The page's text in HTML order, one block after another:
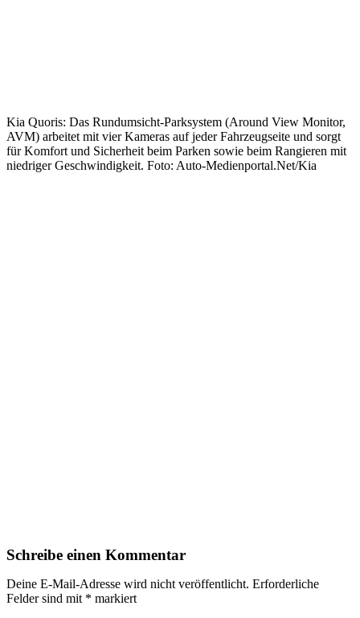
Kia Quoris: Das Rundumsicht-Parksystem (Around View Monitor,
AVM) arbeitet mit vier Kameras auf jeder Fahrzeugseite und sorgt
für Komfort und Sicherheit beim Parken sowie beim Rangieren mit
niedriger Geschwindigkeit. Foto: Auto-Medienportal.Net/Kia
Schreibe einen Kommentar
Deine E-Mail-Adresse wird nicht veröffentlicht. Erforderliche
Felder sind mit * markiert